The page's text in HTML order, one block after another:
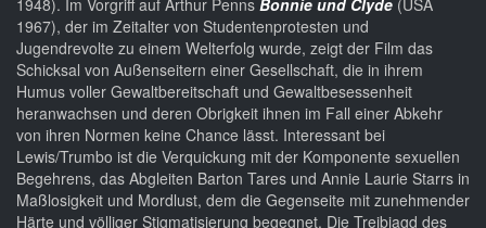
1948). Im Vorgriff auf Arthur Penns Bonnie und Clyde (USA
1967), der im Zeitalter von Studentenprotesten und
Jugendrevolte zu einem Welterfolg wurde, zeigt der Film das
Schicksal von Außenseitern einer Gesellschaft, die in ihrem
Humus voller Gewaltbereitschaft und Gewaltbesessenheit
heranwachsen und deren Obrigkeit ihnen im Fall einer Abkehr
von ihren Normen keine Chance lässt. Interessant bei
Lewis/Trumbo ist die Verquickung mit der Komponente sexuellen
Begehrens, das Abgleiten Barton Tares und Annie Laurie Starrs in
Maßlosigkeit und Mordlust, dem die Gegenseite mit zunehmender
Härte und völliger Stigmatisierung begegnet. Die Treibjagd des